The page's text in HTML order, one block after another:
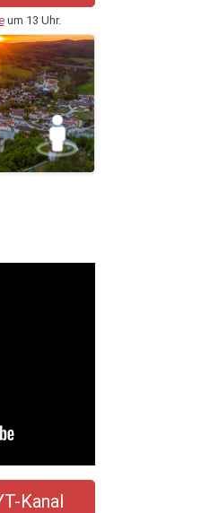
um 13 Uhr.
Kanal